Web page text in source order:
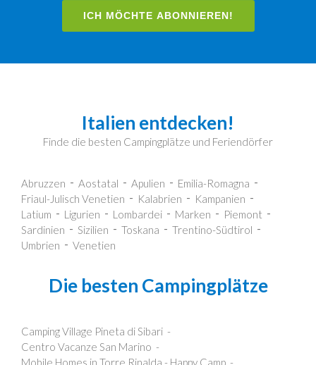
ICH MÖCHTE ABONNIEREN!
Italien entdecken!
Finde die besten Campingplätze und Feriendörfer
Abruzzen Aostatal Apulien
Emilia-Romagna
Friaul-Julisch Venetien
Kalabrien
Kampanien
Latium
Ligurien Lombardei Marken
Piemont
Sardinien
Sizilien Toskana
Trentino-Südtirol
Umbrien
Venetien
Die besten Campingplätze
Camping Village Pineta di Sibari
Centro Vacanze San Marino
Mobile Homes in Torre Rinalda - Happy Camp